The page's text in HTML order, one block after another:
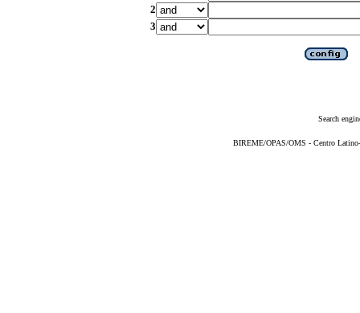
2
3
Search
BIREME/OPAS/OMS - Centro Latino-